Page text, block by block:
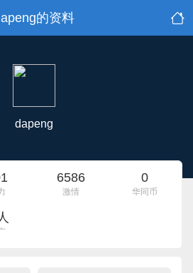
的资料
dapeng
6586
激情
0
华同币